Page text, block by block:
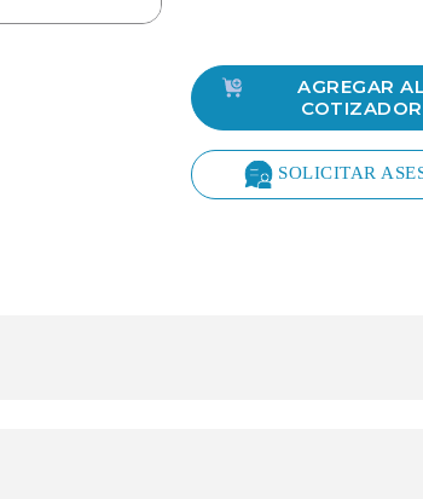
AGREGAR
COTIZADOR
SOLICITAR